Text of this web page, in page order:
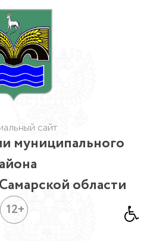
сайт
муниципального
области
12+